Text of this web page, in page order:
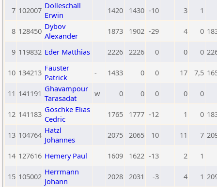
7 102007 Dolleschall
Erwin
1420 1430 -10 3 1
8 128450 Dybov
Alexander
1873 1902 -29 4 0
9 119832 Eder Matthias 2226 2226 0 0 0
10 134213 Fauster
Patrick
- 1433 0 0 17 7,5
11 141191 Ghavampour
Tarasadat
w 0 0 0 0 0
12 141183 Göschke Elias
Cedric
1765 1777 -12 1 0
13 104764 Hatzl
Johannes
2075 2065 10 11 7
14 127616 Hemery Paul 1609 1622 -13 2 1
15 105002 Herrmann
Johann
2028 2031 -3 4 1